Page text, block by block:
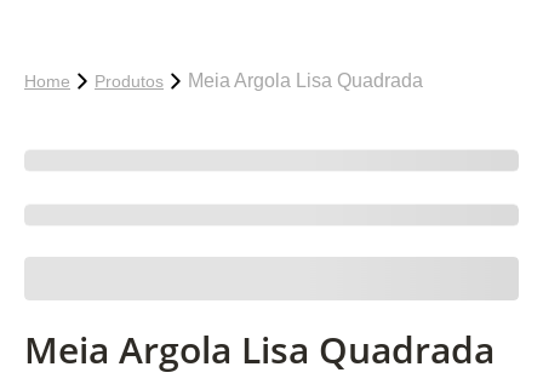
Home Produtos Meia Argola Lisa Quadrada
Meia Argola Lisa Quadrada